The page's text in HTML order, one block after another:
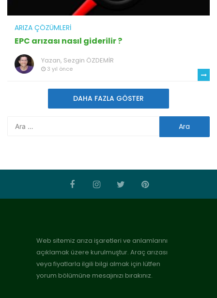
ARIZA ÇÖZÜMLERI
EPC arızası nasıl giderilir ?
Yazan, Sezgin ÖZDEMİR
3 yıl önce
DAHA FAZLA GÖSTER
Web sitemiz arıza işaretleri ve anlamlarını
açıklamak üzere kurulmuştur. Araç arızası
veya fiyatlarla ilgili bilgi almak için lütfen
yorum bölümüne mesajınızı bırakınız.